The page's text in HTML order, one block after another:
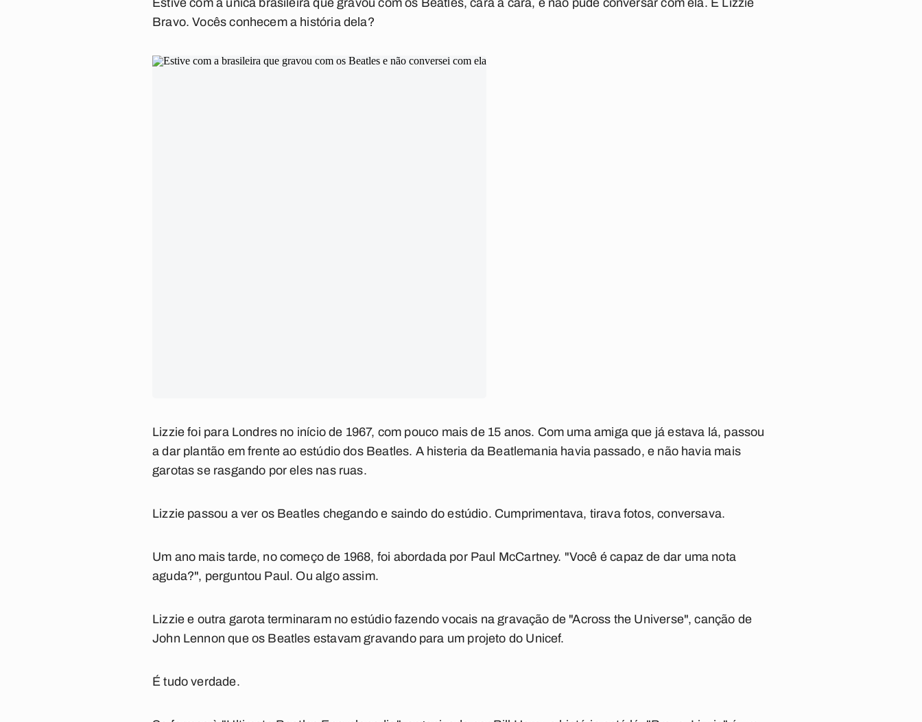
Estive com a única brasileira que gravou com os Beatles, cara a cara, e não pude conversar com ela. É Lizzie
Bravo. Vocês conhecem a história dela?
Lizzie foi para Londres no início de 1967, com pouco mais de 15 anos. Com uma amiga que já estava lá, passou
a dar plantão em frente ao estúdio dos Beatles. A histeria da Beatlemania havia passado, e não havia mais
garotas se rasgando por eles nas ruas.
Lizzie passou a ver os Beatles chegando e saindo do estúdio. Cumprimentava, tirava fotos, conversava.
Um ano mais tarde, no começo de 1968, foi abordada por Paul McCartney. "Você é capaz de dar uma nota
aguda?", perguntou Paul. Ou algo assim.
Lizzie e outra garota terminaram no estúdio fazendo vocais na gravação de "Across the Universe", canção de
John Lennon que os Beatles estavam gravando para um projeto do Unicef.
É tudo verdade.